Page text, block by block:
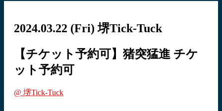
2024.03.22 (Fri) 堺Tick-Tuck
【チケット予約可】猪突猛進チケ
ット予約可
@ 堺Tick-Tuck